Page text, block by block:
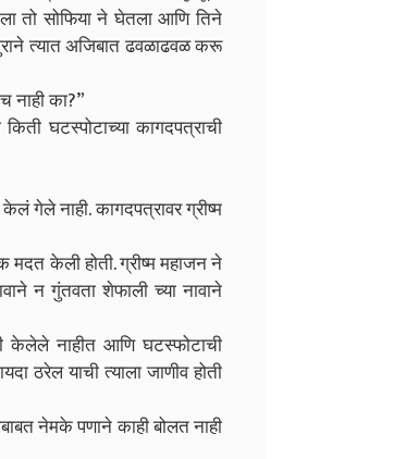
तो सोफिया ने घेतला आणि तिने
त्यात अजिबात ढवळाढवळ करू
नाही का?”
घटस्पोटाच्या कागदपत्राची
गेले नाही. कागदपत्रावर ग्रीष्म
मदत केली होती. ग्रीष्म महाजन ने
न गुंतवता शेफाली च्या नावाने
केलेले नाहीत आणि घटस्फोटाची
ठरेल याची त्याला जाणीव होती
नेमके पणाने काही बोलत नाही